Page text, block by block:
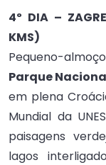
4º DIA –
KMS)
Pequeno-
Parque
em plena
Mundial da
paisagens
lagos